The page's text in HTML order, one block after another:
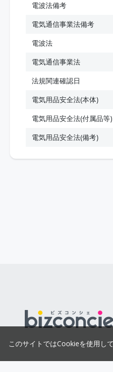
電波法備考
電気通信事業法備考
電波法
電気通信事業法
法規関連確認日
電気用品安全法(本体)
電気用品安全法(付属品等)
電気用品安全法(備考)
このサイトではCookieを使用し